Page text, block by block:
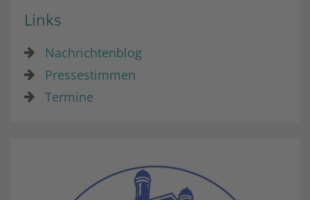
Links
Nachrichtenblog
Pressestimmen
Termine